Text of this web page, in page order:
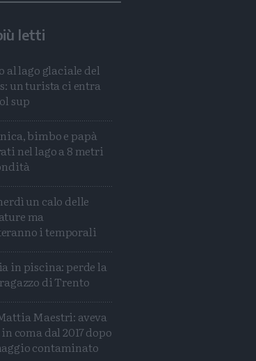
letti
al lago glaciale del
un turista ci entra
sup
bimbo e papà
nel lago a 8 metri
un calo delle
ma
i temporali
in piscina: perde la
di Trento
Maestri: aveva
coma dal 2017 dopo
contaminato